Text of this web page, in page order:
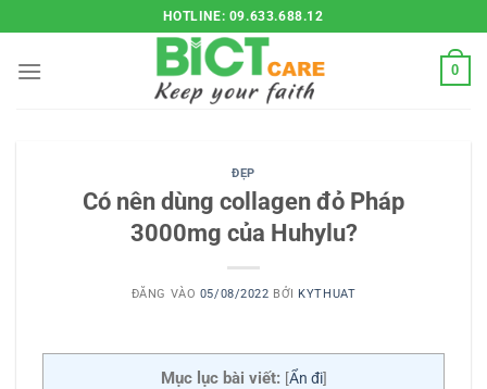
qua
nội
HOTLINE: 09.633.688.12
0
ĐẸP
Có nên dùng collagen đỏ Pháp
3000mg của Huhylu?
ĐĂNG VÀO 05/08/2022 BỞI KYTHUAT
Mục lục bài viết: [Ẩn đi]